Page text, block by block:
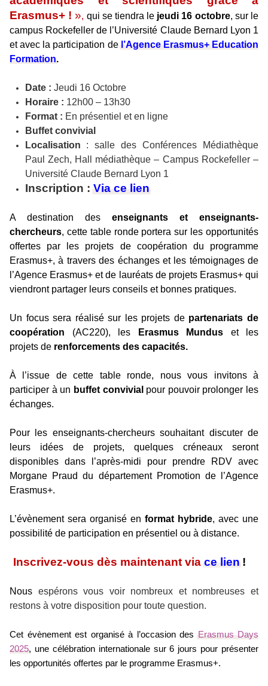
Erasmus+ !», qui se tiendra le jeudi 16 octobre, sur le
campus Rockefeller de l’Université Claude Bernard Lyon 1
et avec la participation de l’Agence Erasmus+ Education
Formation.
Date : Jeudi 16 Octobre
Horaire : 12h00 – 13h30
Format : En présentiel et en ligne
Buffet convivial
Localisation : salle des Conférences Médiathèque
Paul Zech, Hall médiathèque – Campus Rockefeller –
Université Claude Bernard Lyon 1
Inscription : Via ce lien
A destination des enseignants et enseignants-
chercheurs, cette table ronde portera sur les opportunités
offertes par les projets de coopération du programme
Erasmus+, à travers des échanges et les témoignages de
l’Agence Erasmus+ et de lauréats de projets Erasmus+ qui
viendront partager leurs conseils et bonnes pratiques.
Un focus sera réalisé sur les projets de partenariats de
coopération (AC220), les Erasmus Mundus et les
projets de renforcements des capacités.
À l’issue de cette table ronde, nous vous invitons à
participer à un buffet convivial pour pouvoir prolonger les
échanges.
Pour les enseignants-chercheurs souhaitant discuter de
leurs idées de projets, quelques créneaux seront
disponibles dans l’après-midi pour prendre RDV avec
Morgane Praud du département Promotion de l’Agence
Erasmus+.
L’évènement sera organisé en format hybride, avec une
possibilité de participation en présentiel ou à distance.
Inscrivez-vous dès maintenant via ce lien !
Nous espérons vous voir nombreux et nombreuses et
restons à votre disposition pour toute question.
Cet évènement est organisé à l’occasion des
Erasmus Days
2025, une célébration internationale sur 6 jours pour présenter
les opportunités offertes par le programme Erasmus+.